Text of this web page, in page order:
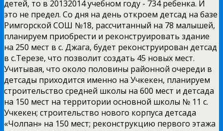
детей, то в 2013­2014 учебном году ­- 734 ребенка. И
это не предел. Со дня на день откроем детсад на базе
Римгорской СОШ №18, рассчитанный на 78 малышей,
планируем приобрести и реконструировать здание
на 250 мест в с. Джага, будет реконструирован детсад
в с.Терезе, что позволит создать 45 новых мест.
Учитывая, что около половины районной очереди в
детсады приходится именно на Учкекен, планируем
строительство средней школы на 600 мест и детсада
на 150 мест на территории основной школы № 11 с.
Учкекен; строительство нового корпуса детсада
«Чолпан» на 150 мест; реконструкцию первого этажа